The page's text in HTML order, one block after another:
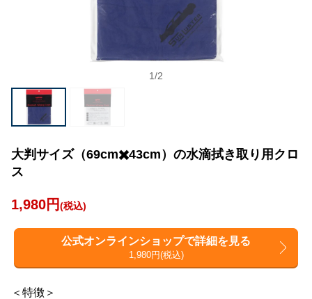
1/2
大判サイズ（69cm✖️43cm）の水滴拭き取り用クロ
ス
1,980円(税込)
公式オンラインショップで詳細を見る
1,980円(税込)
＜特徴＞